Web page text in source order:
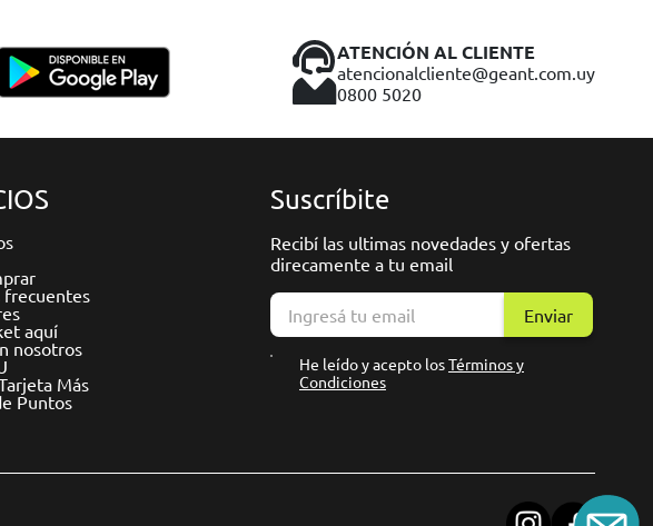
ATENCIÓN AL CLIENTE
atencionalcliente@geant.com.uy
0800 5020
frecuentes
aquí
nosotros
Más
Puntos
Suscríbite
Recibí las ultimas novedades y ofertas
direcamente a tu email
Enviar
He leído y acepto losTérminos y
Condiciones